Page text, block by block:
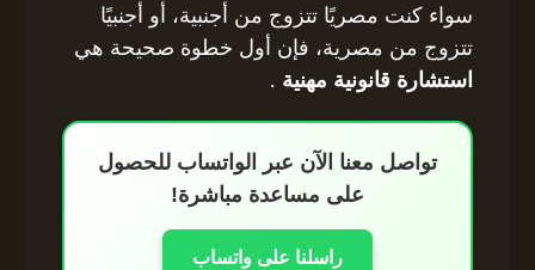
سواء كنت مصريًا تتزوج من أجنبية، أو أجنبيًا
تتزوج من مصرية، فإن أول خطوة صحيحة هي
استشارة قانونية مهنية .
تواصل معنا الآن عبر الواتساب للحصول
على مساعدة مباشرة!
راسلنا على واتساب